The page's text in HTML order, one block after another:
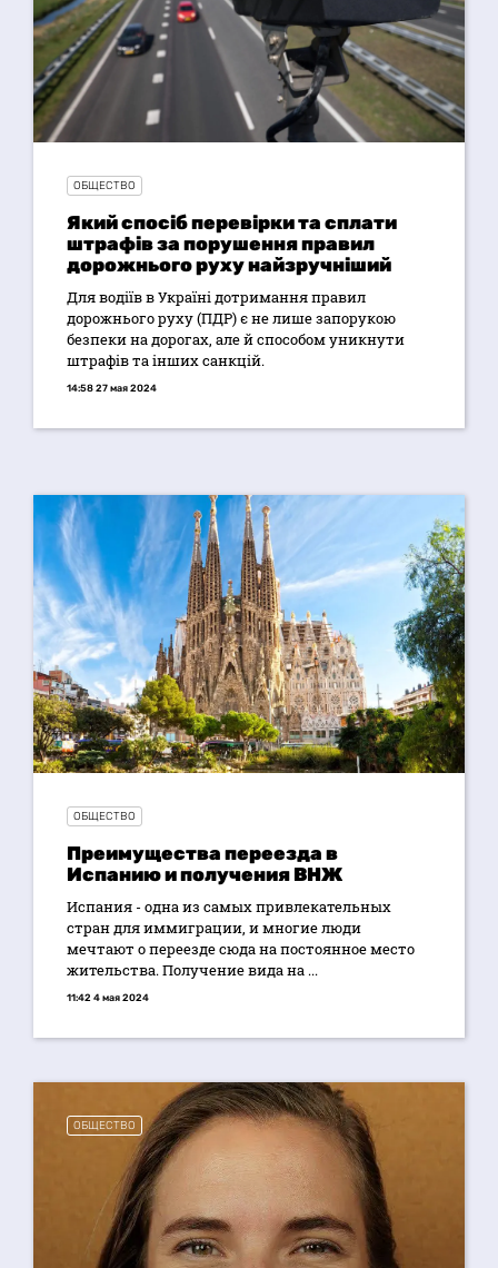
ОБЩЕСТВО
Який спосіб перевірки та сплати
штрафів за порушення правил
дорожнього руху найзручніший
Для водіїв в Україні дотримання правил
дорожнього руху (ПДР) є не лише запорукою
безпеки на дорогах, але й способом уникнути
штрафів та інших санкцій.
14:58 27 мая 2024
ОБЩЕСТВО
Преимущества переезда в
Испанию и получения ВНЖ
Испания - одна из самых привлекательных
стран для иммиграции, и многие люди
мечтают о переезде сюда на постоянное место
жительства. Получение вида на ...
11:42 4 мая 2024
ОБЩЕСТВО